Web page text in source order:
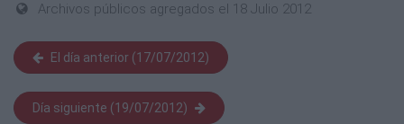
Archivos públicos agregados el 18 Julio 2012
El día anterior (17/07/2012)
Día siguiente (19/07/2012)